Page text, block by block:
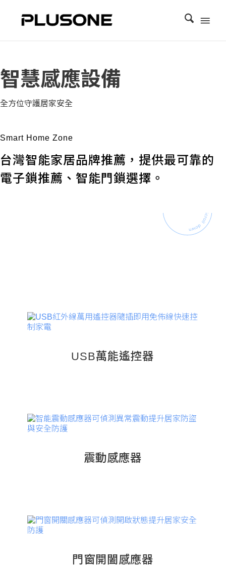
智慧感應設備
全方位守護居家安全
Smart Home Zone
台灣智能家居品牌推薦，提供最可靠的
電子鎖推薦、智能門鎖選擇。
USB萬能遙控器
震動感應器
門窗開闔感應器